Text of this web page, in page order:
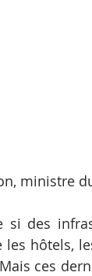
ministre
des
hôtels,
ces